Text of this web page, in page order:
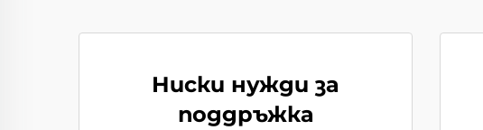
Ниски нужди за
поддръжка